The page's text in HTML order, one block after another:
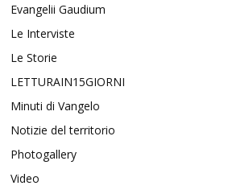
Evangelii Gaudium
Le Interviste
Le Storie
LETTURAIN15GIORNI
Minuti di Vangelo
Notizie del territorio
Photogallery
Video